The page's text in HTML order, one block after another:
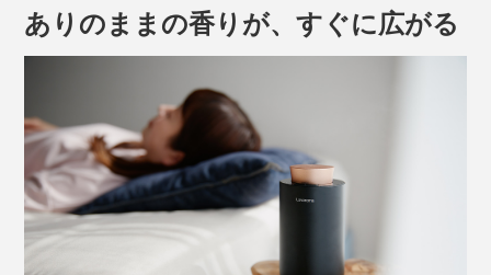
ありのままの香りが、すぐに広がる